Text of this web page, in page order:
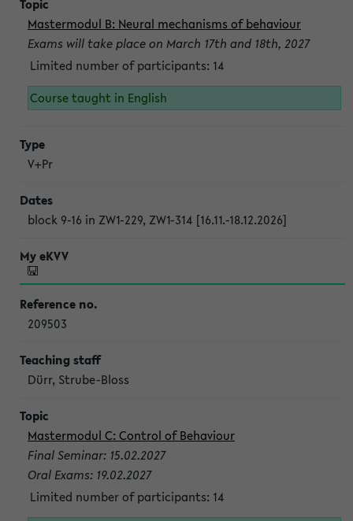
Mastermodul B: Neural mechanisms of behaviour
Exams will take place on March 17th and 18th, 2027
Limited number of participants: 14
Course taught in English
V+Pr
block 9-16 in ZW1-229, ZW1-314 [16.11.-18.12.2026]
209503
Dürr, Strube-Bloss
Mastermodul C: Control of Behaviour
Final Seminar: 15.02.2027
Oral Exams: 19.02.2027
Limited number of participants: 14